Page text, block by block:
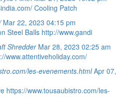
Cooling Patch
Mar 22, 2023 04:15 pm
Steel Balls http://www.gandi
Shredder Mar 28, 2023 02:25 am
www.attentiveholiday.com/
les-evenements.html Apr 07,
https://www.tousaubistro.com/les-